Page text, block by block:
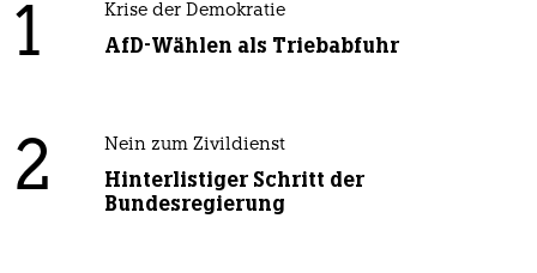
1 Krise der Demokratie
AfD-Wählen als Triebabfuhr
2 Nein zum Zivildienst
Hinterlistiger Schritt der
Bundesregierung